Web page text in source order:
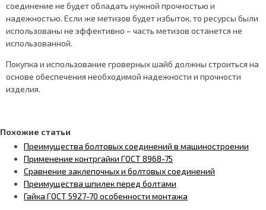
соединение не будет обладать нужной прочностью и
надежностью. Если же метизов будет избыток, то ресурсы были
использованы не эффективно – часть метизов останется не
использованной.
Покупка и использование гроверных шайб должны строиться на
основе обеспечения необходимой надежности и прочности
изделия.
Похожие статьи
Преимущества болтовых соединений в машиностроении
Применение контргайки ГОСТ 8968-75
Сравнение заклепочных и болтовых соединений
Преимущества шпилек перед болтами
Гайка ГОСТ 5927-70 особенности монтажа